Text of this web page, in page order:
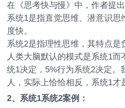
在《思考快与慢》中，作者提
系统1是指直觉思维、潜意识思
度快。
系统2是指理性思维，其特点是
人类大脑默认的模式是系统1而
统1决定，5%行为系统2决定。
人，实际上恰恰相反，系统1才
2、系统1系统2案例：